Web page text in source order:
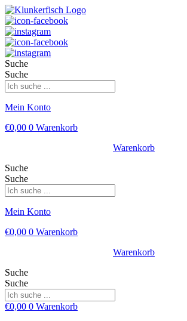
Suche
Suche
Mein Konto
€0,00 0 Warenkorb
Warenkorb
Suche
Suche
Mein Konto
€0,00 0 Warenkorb
Warenkorb
Suche
Suche
€0,00 0 Warenkorb